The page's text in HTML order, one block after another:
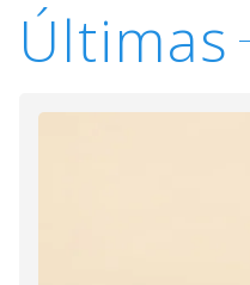
Últimas